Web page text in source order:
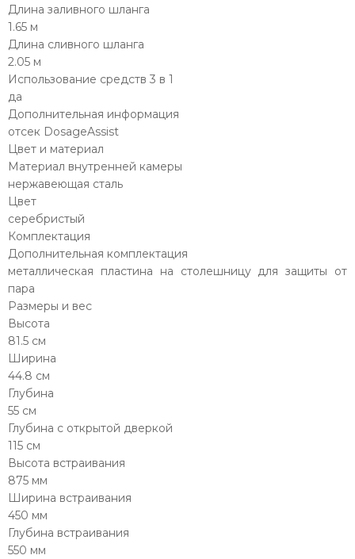
Длина заливного шланга
1.65 м
Длина сливного шланга
2.05 м
Использование средств 3 в 1
да
Дополнительная информация
отсек DosageAssist
Цвет и материал
Материал внутренней камеры
нержавеющая сталь
Цвет
серебристый
Комплектация
Дополнительная комплектация
металлическая пластина на столешницу для защиты от
пара
Размеры и вес
Высота
81.5 см
Ширина
44.8 см
Глубина
55 см
Глубина с открытой дверкой
115 см
Высота встраивания
875 мм
Ширина встраивания
450 мм
Глубина встраивания
550 мм